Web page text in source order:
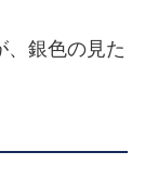
、銀色の見た